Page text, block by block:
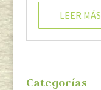
LEER MÁS
Categorías